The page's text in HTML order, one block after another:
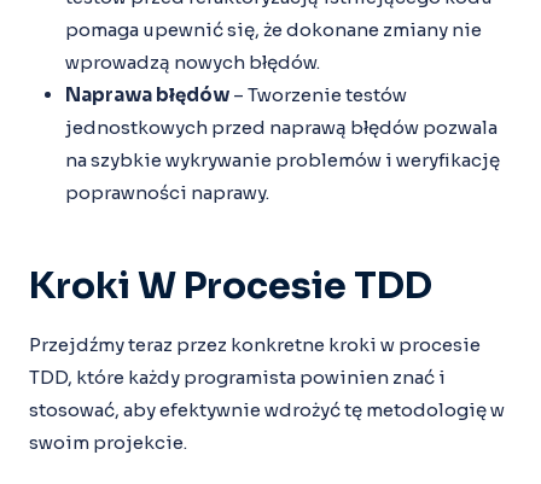
pomaga upewnić się, że dokonane zmiany nie
wprowadzą nowych błędów.
Naprawa błędów – Tworzenie testów
jednostkowych przed naprawą błędów pozwala
na szybkie wykrywanie problemów i weryfikację
poprawności naprawy.
Kroki W Procesie TDD
Przejdźmy teraz przez konkretne kroki w procesie
TDD, które każdy programista powinien znać i
stosować, aby efektywnie wdrożyć tę metodologię w
swoim projekcie.